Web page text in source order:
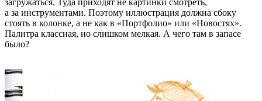
а за инструментами. Поэтому иллюстрация должна сбоку
стоять в колонке, а не как в «Портфолио» или «Новостях».
Палитра классная, но слишком мелкая. А чего там в запасе
было?